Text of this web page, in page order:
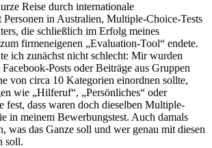
Reise durch internationale
in Australien, Multiple-Choice-Tests
die schließlich im Erfolg meines
firmeneigenen „Evaluation-Tool“ endete.
ich zunächst nicht schlecht: Mir wurden
Posts oder Beiträge aus Gruppen
von circa 10 Kategorien einordnen sollte,
wie „Hilferuf“, „Persönliches“ oder
fest, dass waren doch dieselben Multiple-
in meinem Bewerbungstest. Auch damals
was das Ganze soll und wer genau mit diesen
soll.